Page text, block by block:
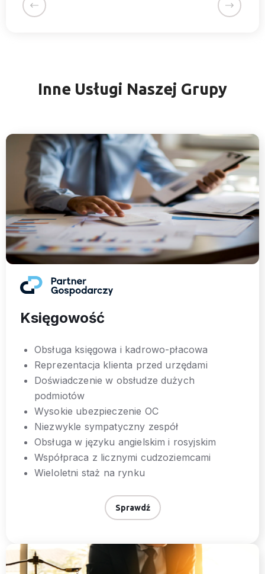
Inne Usługi Naszej Grupy
Księgowość
Obsługa księgowa i kadrowo-płacowa
Reprezentacja klienta przed urzędami
Doświadczenie w obsłudze dużych
podmiotów
Wysokie ubezpieczenie OC
Niezwykle sympatyczny zespół
Obsługa w języku angielskim i rosyjskim
Współpraca z licznymi cudzoziemcami
Wieloletni staż na rynku
Sprawdź